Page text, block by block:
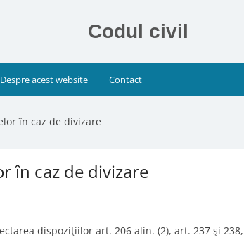
Codul civil
Despre acest website Contact
în caz de divizare
în caz de divizare
dispoziţiilor art. 206 alin. (2), art. 237 şi 238,